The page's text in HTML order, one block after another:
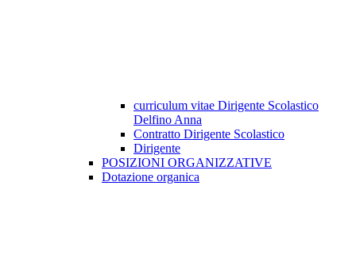
curriculum vitae Dirigente Scolastico
Delfino Anna
Contratto Dirigente Scolastico
Dirigente
POSIZIONI ORGANIZZATIVE
Dotazione organica